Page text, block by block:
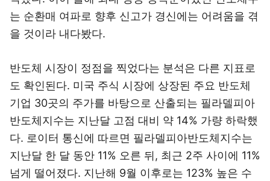
는 순환매 여파로 향후 신고가 경신에는 어려움을 겪
을 것이라 내다봤다.
반도체 시장이 정점을 찍었다는 분석은 다른 지표로
도 확인된다. 미국 주식 시장에 상장된 주요 반도체
기업 30곳의 주가를 바탕으로 산출되는 필라델피아
반도체지수는 지난달 고점 대비 약 14% 가량 하락했
다. 로이터 통신에 따르면 필라델피아반도체지수는
지난달 한 달 동안 11% 오른 뒤, 최근 2주 사이에 11%
넘게 떨어졌다. 지난해 9월 이후로는 123% 높은 수